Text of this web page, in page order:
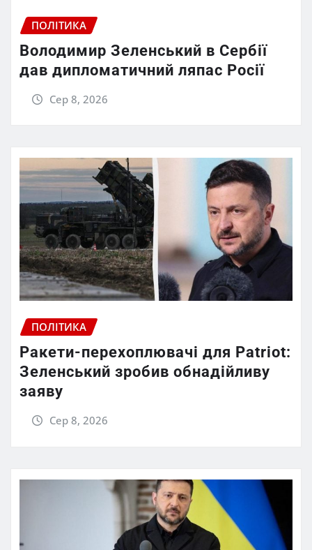
ПОЛІТИКА
Володимир Зеленський в Сербії
дав дипломатичний ляпас Росії
Сер 8, 2026
ПОЛІТИКА
Ракети-перехоплювачі для Patriot:
Зеленський зробив обнадійливу
заяву
Сер 8, 2026